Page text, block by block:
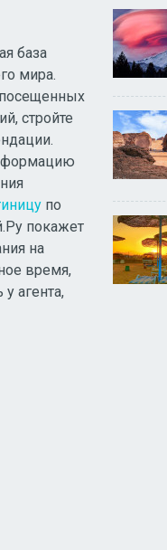
база
мира.
посещенных
стройте
по
покажет
на
время,
агента,